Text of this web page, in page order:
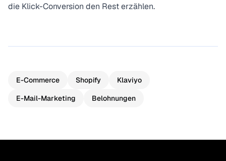
die Klick-Conversion den Rest erzählen.
E-Commerce Shopify
Klaviyo
E-Mail-Marketing
Belohnungen